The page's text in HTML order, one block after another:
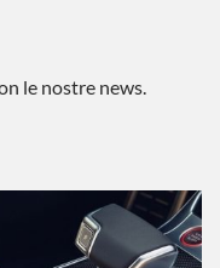
le nostre news.